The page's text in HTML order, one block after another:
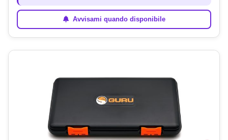
Avvisami quando disponibile